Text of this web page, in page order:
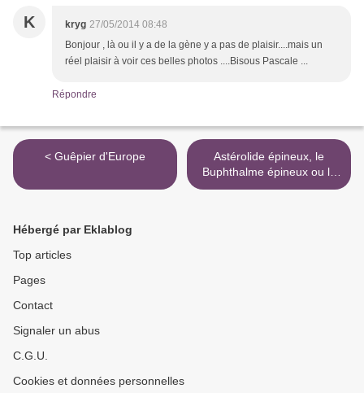
K kryg 27/05/2014 08:48
Bonjour , là ou il y a de la gène y a pas de plaisir....mais un
réel plaisir à voir ces belles photos ....Bisous Pascale ...
Répondre
< Guêpier d'Europe
Astérolide épineux, le
Buphthalme épineux ou le
Pallénis épineux (Pallenis
Hébergé par Eklablog
Top articles
Pages
Contact
Signaler un abus
C.G.U.
Cookies et données personnelles